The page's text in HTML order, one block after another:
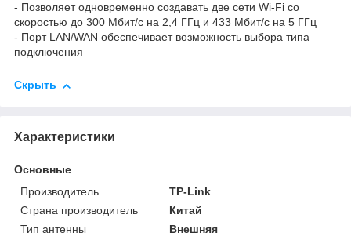
- Позволяет одновременно создавать две сети Wi‑Fi со
скоростью до 300 Мбит/с на 2,4 ГГц и 433 Мбит/с на 5 ГГц
- Порт LAN/WAN обеспечивает возможность выбора типа
подключения
Скрыть
Характеристики
Основные
Производитель
TP-Link
Страна производитель
Китай
Тип антенны
Внешняя